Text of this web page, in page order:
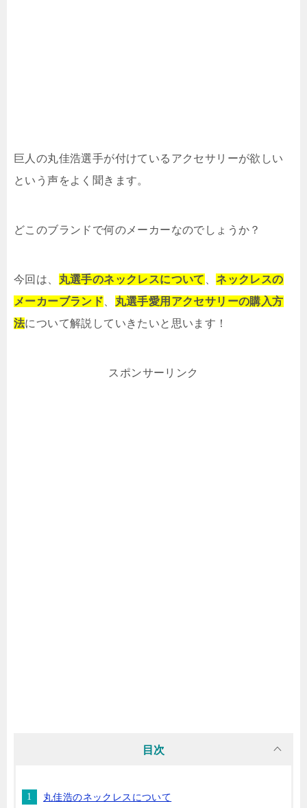
巨人の丸佳浩選手が付けているアクセサリーが欲しい
という声をよく聞きます。
どこのブランドで何のメーカーなのでしょうか？
今回は、 丸選手のネックレスについて 、ネックレスの
メーカーブランド
丸選手愛用アクセサリーの購入方
法について解説していきたいと思います！
スポンサーリンク
目次
丸佳浩のネックレスについて